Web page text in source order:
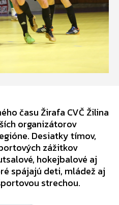
času Žirafa CVČ Žilina
organizátorov
Desiatky tímov,
zážitkov
hokejbalové aj
spájajú deti, mládež aj
strechou.